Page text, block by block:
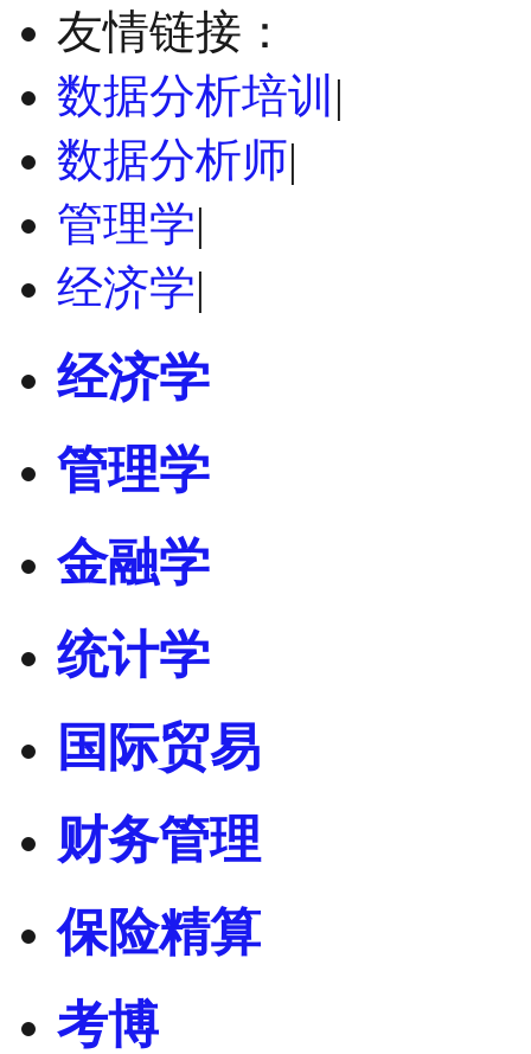
友情链接：
数据分析培训 |
数据分析师|
管理学|
经济学|
经济学
管理学
金融学
统计学
国际贸易
财务管理
保险精算
考博